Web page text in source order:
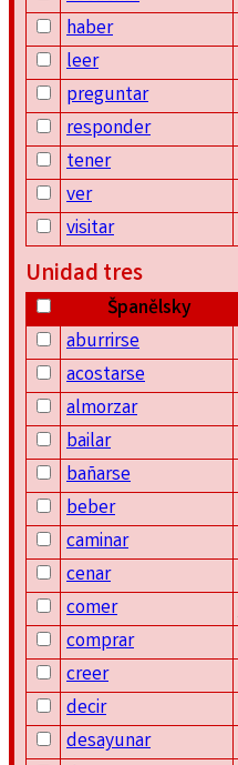
haber
leer
preguntar
responder
tener
ver
visitar
Unidad tres
Španělsky
aburrirse
acostarse
almorzar
bailar
bañarse
beber
caminar
cenar
comer
comprar
creer
decir
desayunar